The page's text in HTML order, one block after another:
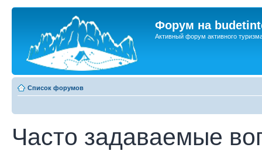
Форум на
Активный форум активного
Список форумов
Часто задаваемые